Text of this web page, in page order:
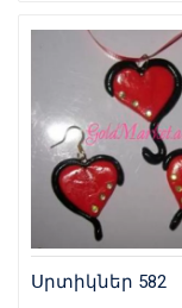
Սրտիկներ 582